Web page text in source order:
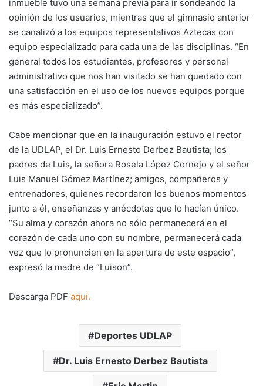
inmueble tuvo una semana previa para ir sondeando la
opinión de los usuarios, mientras que el gimnasio anterior
se canalizó a los equipos representativos Aztecas con
equipo especializado para cada una de las disciplinas. “En
general todos los estudiantes, profesores y personal
administrativo que nos han visitado se han quedado con
una satisfacción en el uso de los nuevos equipos porque
es más especializado”.
Cabe mencionar que en la inauguración estuvo el rector
de la UDLAP, el Dr. Luis Ernesto Derbez Bautista; los
padres de Luis, la señora Rosela López Cornejo y el señor
Luis Manuel Gómez Martínez; amigos, compañeros y
entrenadores, quienes recordaron los buenos momentos
junto a él, enseñanzas y anécdotas que lo hacían único.
“Su alma y corazón ahora no sólo permanecerá en el
corazón de cada uno con su nombre, permanecerá cada
vez que lo pronuncien en la apertura de este espacio”,
expresó la madre de “Luison”.
Descarga PDF aquí.
Deportes UDLAP
Dr. Luis Ernesto Derbez Bautista